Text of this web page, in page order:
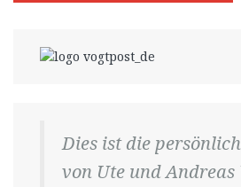
Dies ist die
von Ute und Andreas